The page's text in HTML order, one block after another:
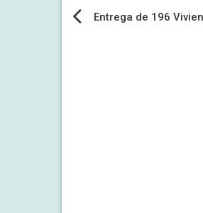
Entrega de 196